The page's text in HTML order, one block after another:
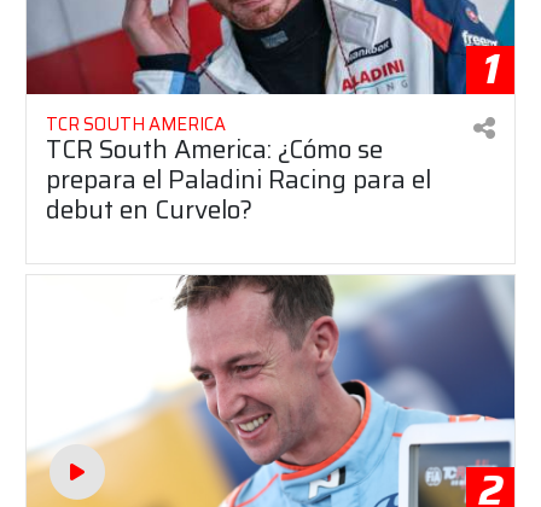
1
TCR SOUTH AMERICA
TCR South America: ¿Cómo se
prepara el Paladini Racing para el
debut en Curvelo?
2